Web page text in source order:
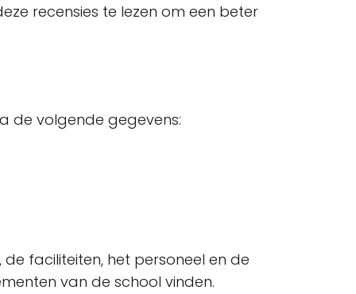
recensies te lezen om een beter
de volgende gegevens:
faciliteiten, het personeel en de
van de school vinden.